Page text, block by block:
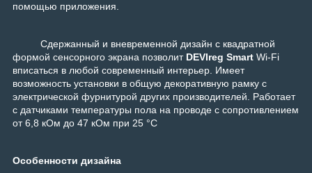
помощью приложения.
Сдержанный и вневременной дизайн с квадратной
формой сенсорного экрана позволит DEVIreg Smart Wi-Fi
вписаться в любой современный интерьер. Имеет
возможность установки в общую декоративную рамку с
электрической фурнитурой других производителей. Работает
с датчиками температуры пола на проводе с сопротивлением
от 6,8 кОм до 47 кОм при 25 °C
Особенности дизайна